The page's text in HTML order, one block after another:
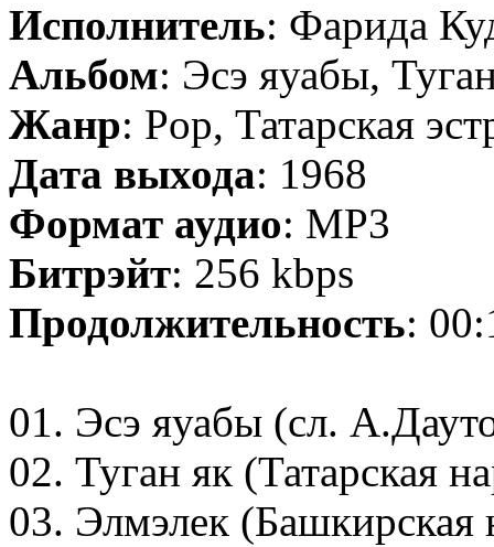
Исполнитель: Фарида
Альбом: Эсэ яуабы,
Жанр: Pop, Татарская
Дата выхода: 1968
Формат аудио: MP3
Битрэйт: 256 kbps
Продолжительность:
01. Эсэ яуабы (сл.
02. Туган як (Татарская
03. Элмэлек (Башкирская